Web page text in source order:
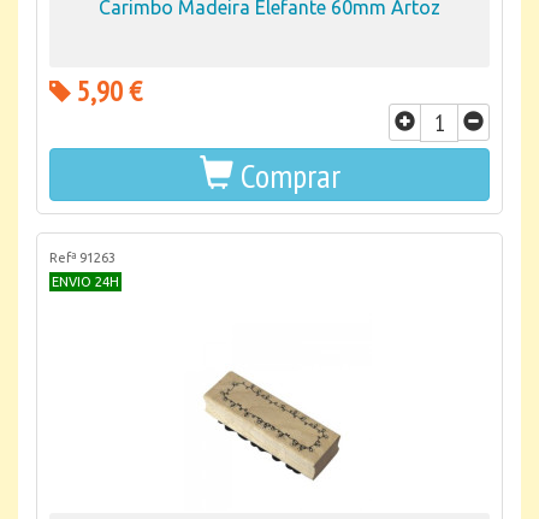
Carimbo Madeira Elefante 60mm Artoz
5,90 €
Comprar
Refª 91263
ENVIO 24H